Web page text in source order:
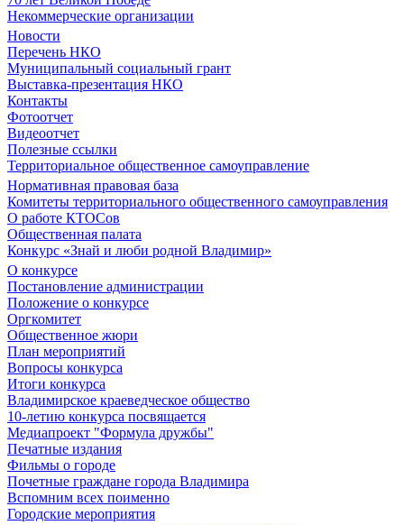
Некоммерческие организации
Новости
Перечень НКО
Муниципальный социальный грант
Выставка-презентация НКО
Контакты
Фотоотчет
Видеоотчет
Полезные ссылки
Территориальное общественное самоуправление
Нормативная правовая база
Комитеты территориального общественного самоуправления
О работе КТОСов
Общественная палата
Конкурс «Знай и люби родной Владимир»
О конкурсе
Постановление администрации
Положение о конкурсе
Оргкомитет
Общественное жюри
План мероприятий
Вопросы конкурса
Итоги конкурса
Владимирское краеведческое общество
10-летию конкурса посвящается
Медиапроект "Формула дружбы"
Печатные издания
Фильмы о городе
Почетные граждане города Владимира
Вспомним всех поименно
Городские мероприятия